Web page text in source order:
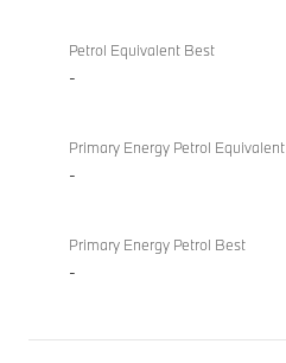
Petrol Equivalent Best
-
Primary Energy Petrol Equivalent
-
Primary Energy Petrol Best
-